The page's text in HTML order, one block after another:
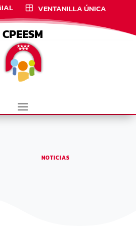
VENTANILLA ÚNICA
CPEESM
NOTICIAS